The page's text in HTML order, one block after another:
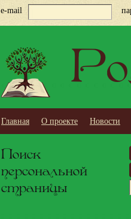
e-mail
Главная О проекте Новости
Поиск
персональной
страницы